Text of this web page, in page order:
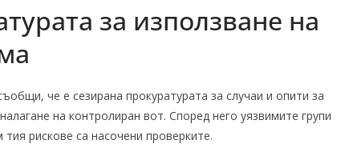
за използване на
че е сезирана прокуратурата за случаи и опити за
на контролиран вот. Според него уязвимите групи
рискове са насочени проверките.